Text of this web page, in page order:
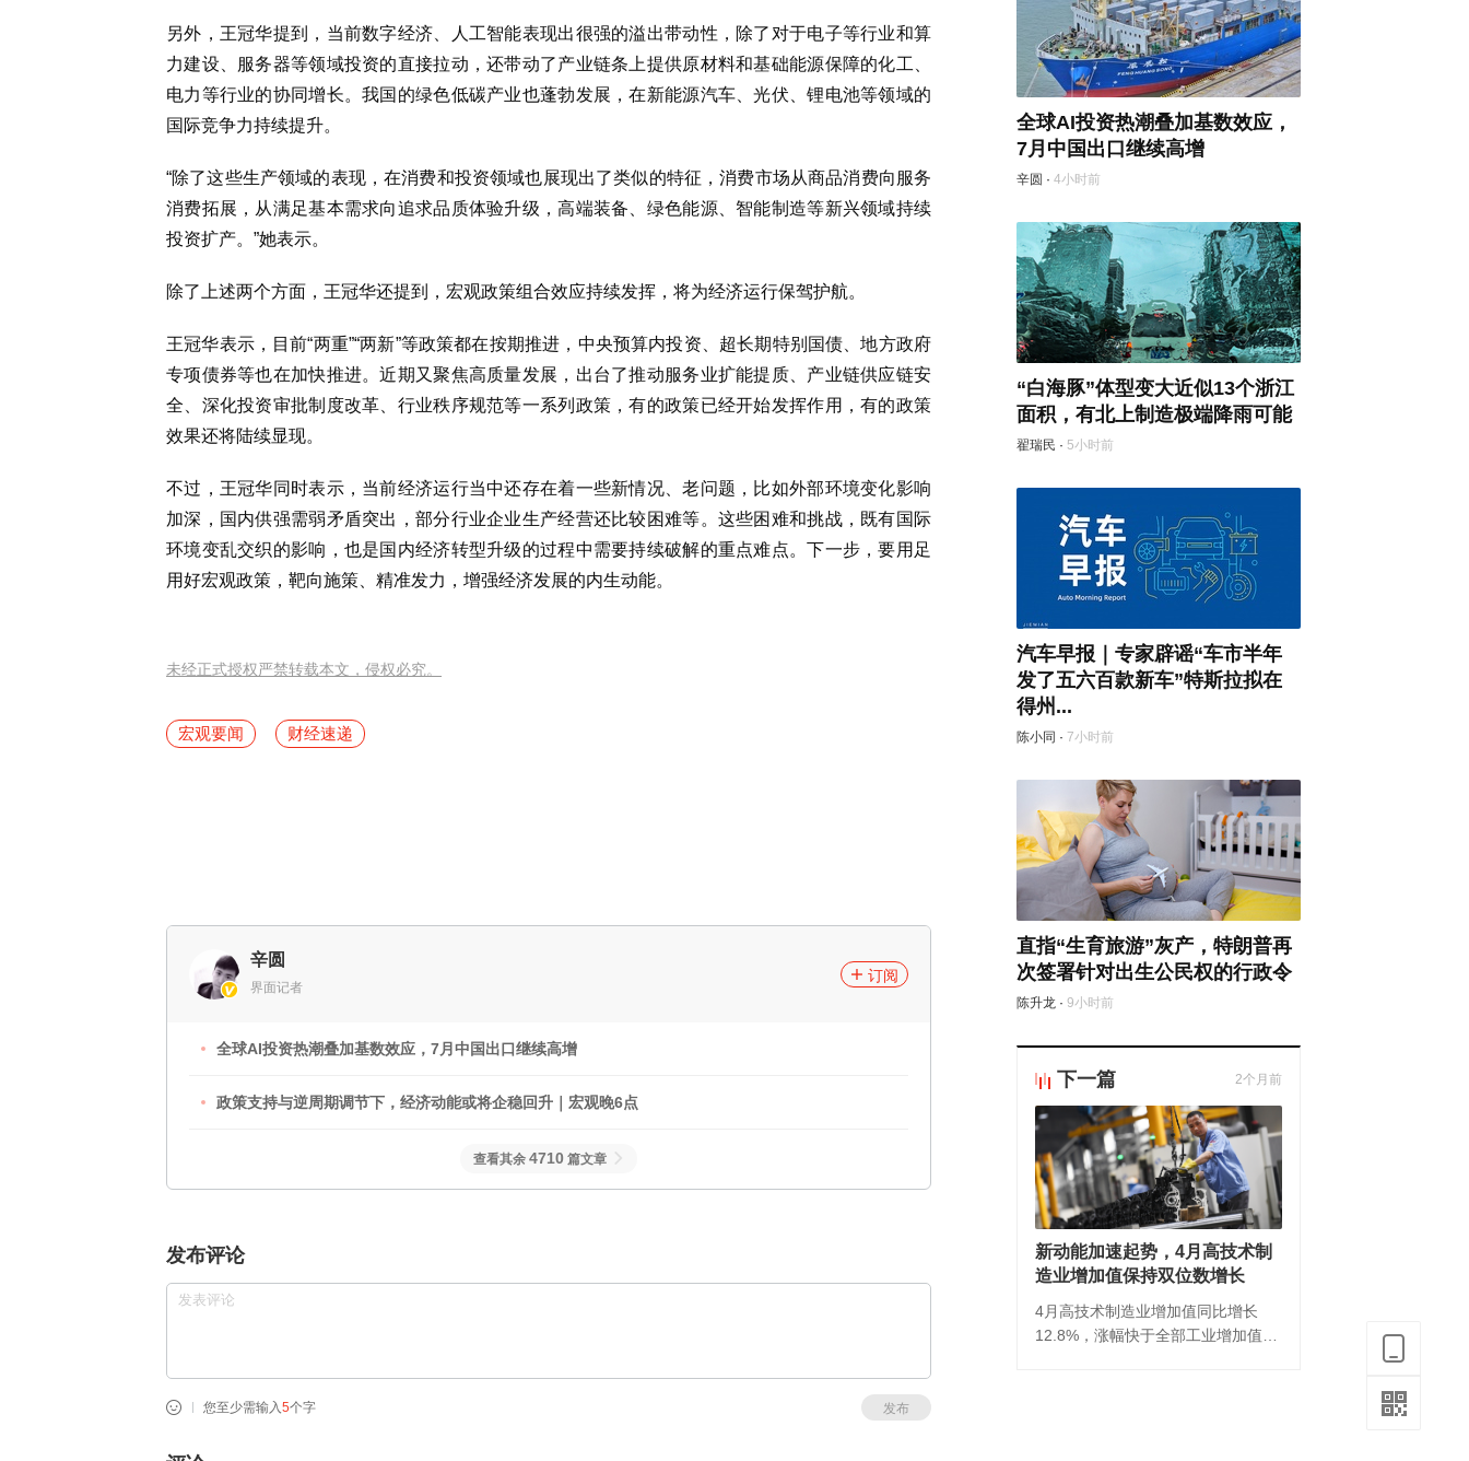
另外，王冠华提到，当前数字经济、人工智能表现出很强的溢出带动性，除了对于电子等行业和算
力建设、服务器等领域投资的直接拉动，还带动了产业链条上提供原材料和基础能源保障的化工、
电力等行业的协同增长。我国的绿色低碳产业也蓬勃发展，在新能源汽车、光伏、锂电池等领域的
国际竞争力持续提升。
“除了这些生产领域的表现，在消费和投资领域也展现出了类似的特征，消费市场从商品消费向服务
消费拓展，从满足基本需求向追求品质体验升级，高端装备、绿色能源、智能制造等新兴领域持续
投资扩产。”她表示。
除了上述两个方面，王冠华还提到，宏观政策组合效应持续发挥，将为经济运行保驾护航。
王冠华表示，目前“两重”“两新”等政策都在按期推进，中央预算内投资、超长期特别国债、地方政府
专项债券等也在加快推进。近期又聚焦高质量发展，出台了推动服务业扩能提质、产业链供应链安
全、深化投资审批制度改革、行业秩序规范等一系列政策，有的政策已经开始发挥作用，有的政策
效果还将陆续显现。
不过，王冠华同时表示，当前经济运行当中还存在着一些新情况、老问题，比如外部环境变化影响
加深，国内供强需弱矛盾突出，部分行业企业生产经营还比较困难等。这些困难和挑战，既有国际
环境变乱交织的影响，也是国内经济转型升级的过程中需要持续破解的重点难点。下一步，要用足
用好宏观政策，靶向施策、精准发力，增强经济发展的内生动能。
未经正式授权严禁转载本文，侵权必究。
宏观要闻 财经速递
辛圆
界面记者
订阅
全球AI投资热潮叠加基数效应，7月中国出口继续高增
政策支持与逆周期调节下，经济动能或将企稳回升｜宏观晚6点
查看其余 4710 篇文章
发布评论
您至少需输入 5个字 发布
全球AI投资热潮叠加基数效应，
7月中国出口继续高增
辛圆 · 4小时前
“白海豚”体型变大近似13个浙江
面积，有北上制造极端降雨可能
翟瑞民 · 5小时前
汽车早报｜专家辟谣“车市半年
发了五六百款新车”特斯拉拟在
得州...
陈小同 · 7小时前
直指“生育旅游”灰产，特朗普再
次签署针对出生公民权的行政令
陈升龙 · 9小时前
下一篇 2个月前
新动能加速起势，4月高技术制
造业增加值保持双位数增长
4月高技术制造业增加值同比增长
12.8%，涨幅快于全部工业增加值